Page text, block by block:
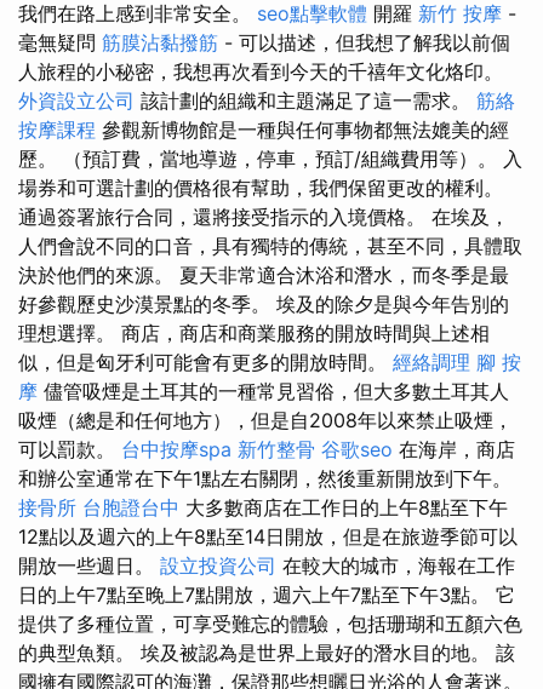
我們在路上感到非常安全。 seo點擊軟體 開羅 新竹 按摩 -
毫無疑問 筋膜沾黏撥筋 - 可以描述，但我想了解我以前個
人旅程的小秘密，我想再次看到今天的千禧年文化烙印。
外資設立公司 該計劃的組織和主題滿足了這一需求。 筋絡
按摩課程 參觀新博物館是一種與任何事物都無法媲美的經
歷。 （預訂費，當地導遊，停車，預訂/組織費用等）。 入
場券和可選計劃的價格很有幫助，我們保留更改的權利。
通過簽署旅行合同，還將接受指示的入境價格。 在埃及，
人們會說不同的口音，具有獨特的傳統，甚至不同，具體取
決於他們的來源。 夏天非常適合沐浴和潛水，而冬季是最
好參觀歷史沙漠景點的冬季。 埃及的除夕是與今年告別的
理想選擇。 商店，商店和商業服務的開放時間與上述相
似，但是匈牙利可能會有更多的開放時間。 經絡調理 腳 按
摩 儘管吸煙是土耳其的一種常見習俗，但大多數土耳其人
吸煙（總是和任何地方），但是自2008年以來禁止吸煙，
可以罰款。 台中按摩spa 新竹整骨 谷歌seo 在海岸，商店
和辦公室通常在下午1點左右關閉，然後重新開放到下午。
接骨所 台胞證台中 大多數商店在工作日的上午8點至下午
12點以及週六的上午8點至14日開放，但是在旅遊季節可以
開放一些週日。 設立投資公司 在較大的城市，海報在工作
日的上午7點至晚上7點開放，週六上午7點至下午3點。 它
提供了多種位置，可享受難忘的體驗，包括珊瑚和五顏六色
的典型魚類。 埃及被認為是世界上最好的潛水目的地。 該
國擁有國際認可的海灘，保證那些想曬日光浴的人會著迷。